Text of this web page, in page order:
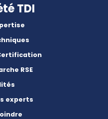
TDI
RSE
experts